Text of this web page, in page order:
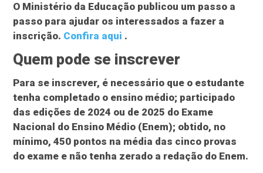
O Ministério da Educação publicou um passo a
passo para ajudar os interessados a fazer a
inscrição. Confira aqui .
Quem pode se inscrever
Para se inscrever, é necessário que o estudante
tenha completado o ensino médio; participado
das edições de 2024 ou de 2025 do Exame
Nacional do Ensino Médio (Enem); obtido, no
mínimo, 450 pontos na média das cinco provas
do exame e não tenha zerado a redação do Enem.